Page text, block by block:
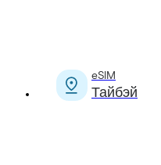
eSIM
Тайбэй